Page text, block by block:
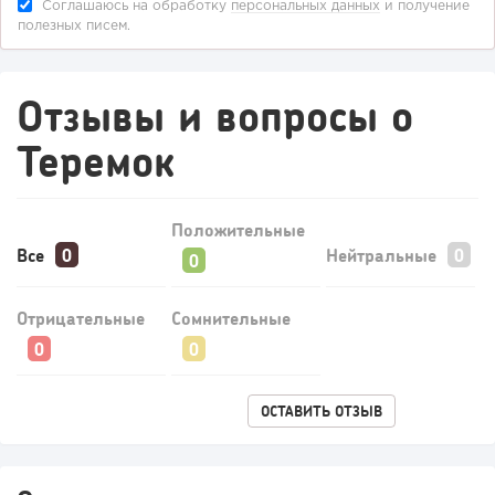
«Прибыль 20 млн в год, а я ездил на метро»: куда в
Соглашаюсь на обработку персональных данных и получение
полезных писем.
Отзывы и вопросы о
Теремок
Все
Положительные
Нейтральные
Отрицательные Сомнительные
ОСТАВИТЬ ОТЗЫВ